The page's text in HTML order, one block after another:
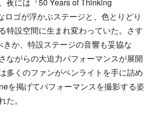
夜には『50 Years of Thinking
ロゴが浮かぶステージと、色とりどり
特設空間に生まれ変わっていた。さす
か、特設ステージの音響も妥協な
ながらの大迫力パフォーマンスが展開
多くのファンがペンライトを手に詰め
を掲げてパフォーマンスを撮影する姿
。